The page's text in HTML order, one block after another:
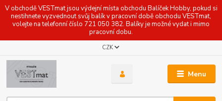
V obchodě VESTmat jsou výdejní místa obchodu Balíček Hobby, pokud si
nestihnete vyzvednout svůj balík v pracovní době obchodu VESTmat,
volejte na telefonní číslo 721 050 382. Balíky je možné vydat i mimo
pracovní dobu.
Menu
CZK